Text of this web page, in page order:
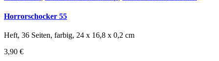
Horrorschocker 55
Heft, 36 Seiten, farbig, 24 x 16,8 x 0,2 cm
3,90 €